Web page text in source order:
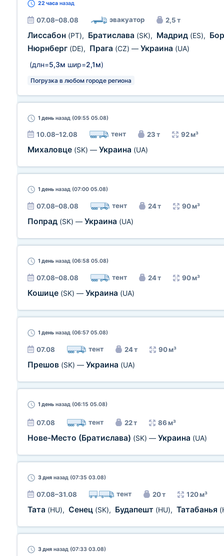
22 часа назад
07.08–08.08 эвакуатор 2,5 т
Лиссабон (PT), Братислава (SK), Мадрид (ES),
Нюрнберг (DE), Прага (CZ) — Украина (UA)
(длн=5,3м шир=2,1м)
Погрузка в любом городе региона
1 день назад (09:55 05.08)
10.08–12.08 тент 23 т 92 м³
Михаловце (SK) — Украина (UA)
1 день назад (07:00 05.08)
07.08–08.08 тент 24 т 90 м³
Попрад (SK) — Украина (UA)
1 день назад (06:58 05.08)
07.08–08.08 тент 24 т 90 м³
Кошице (SK) — Украина (UA)
1 день назад (06:57 05.08)
07.08 тент 24 т 90 м³
Прешов (SK) — Украина (UA)
1 день назад (06:15 05.08)
07.08 тент 22 т 86 м³
Нове-Место (Братислава) (SK) — Украина (UA)
3 дня назад (07:35 03.08)
07.08–31.08 тент 20 т 120 м³
Тата (HU), Сенец (SK), Будапешт (HU), Татабанья
3 дня назад (07:33 03.08)